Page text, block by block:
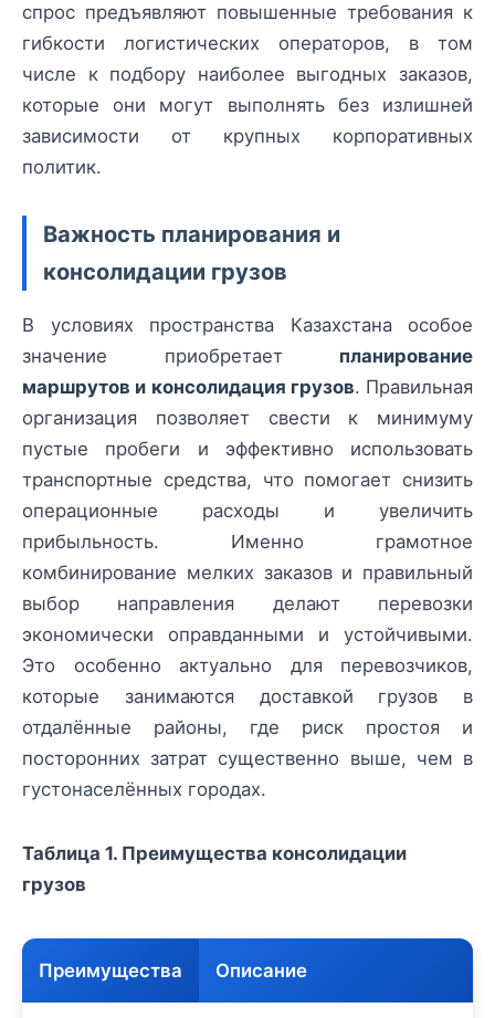
спрос предъявляют повышенные требования к
гибкости логистических операторов, в том
числе к подбору наиболее выгодных заказов,
которые они могут выполнять без излишней
зависимости от крупных корпоративных
политик.
Важность планирования и
консолидации грузов
В условиях пространства Казахстана особое
значение приобретает планирование
маршрутов и консолидация грузов. Правильная
организация позволяет свести к минимуму
пустые пробеги и эффективно использовать
транспортные средства, что помогает снизить
операционные расходы и увеличить
прибыльность. Именно грамотное
комбинирование мелких заказов и правильный
выбор направления делают перевозки
экономически оправданными и устойчивыми.
Это особенно актуально для перевозчиков,
которые занимаются доставкой грузов в
отдалённые районы, где риск простоя и
посторонних затрат существенно выше, чем в
густонаселённых городах.
Таблица 1. Преимущества консолидации
грузов
Преимущества Описание